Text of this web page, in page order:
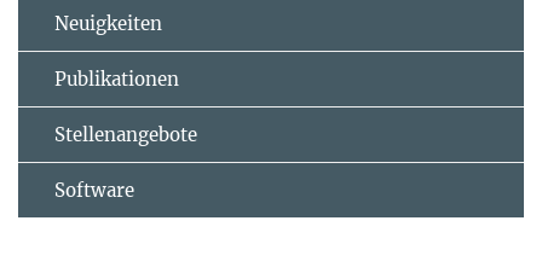
Neuigkeiten
Publikationen
Stellenangebote
Software